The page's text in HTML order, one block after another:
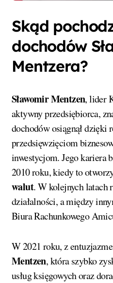
Skąd
dochodów
Mentzera?
Sławomir Mentzen, lider
aktywny przedsiębiorca,
dochodów osiągnął dzięki
przedsięwzięciom
inwestycjom. Jego kariera
2010 roku, kiedy to
walut. W kolejnych latach
działalności, a między
Biura Rachunkowego
W 2021 roku, z
Mentzen, która szybko
usług księgowych oraz